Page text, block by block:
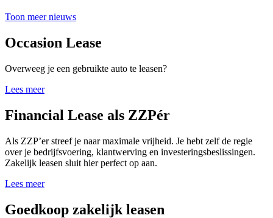
Toon meer nieuws
Occasion Lease
Overweeg je een gebruikte auto te leasen?
Lees meer
Financial Lease als ZZPér
Als ZZP’er streef je naar maximale vrijheid. Je hebt zelf de regie
over je bedrijfsvoering, klantwerving en investeringsbeslissingen.
Zakelijk leasen sluit hier perfect op aan.
Lees meer
Goedkoop zakelijk leasen